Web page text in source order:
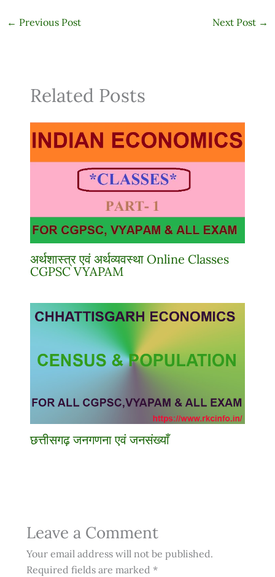
← Previous Post Next Post →
Related Posts
अर्थशास्त्र एवं अर्थव्यवस्था Online Classes
CGPSC VYAPAM
छत्तीसगढ़ जनगणना एवं जनसंख्याँ
Leave a Comment
Your email address will not be published.
Required fields are marked *